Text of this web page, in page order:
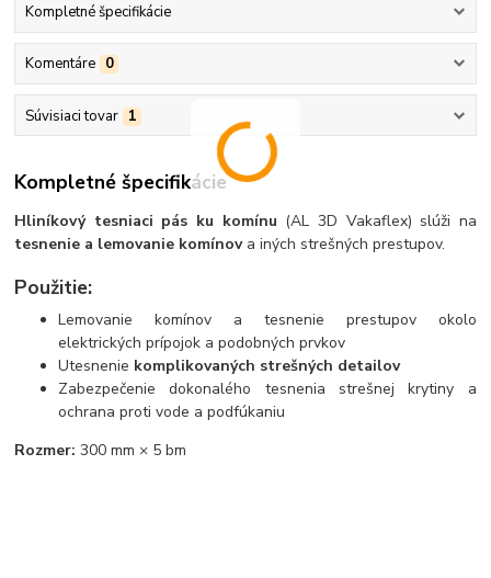
Kompletné špecifikácie
Komentáre 0
Súvisiaci tovar 1
Kompletné špecifikácie
Hliníkový tesniaci pás ku komínu (AL 3D Vakaflex) slúži na
tesnenie a lemovanie komínova iných strešných prestupov.
Použitie:
Lemovanie komínov a tesnenie prestupov okolo
elektrických prípojok a podobných prvkov
Utesnenie komplikovaných strešných detailov
Zabezpečenie dokonalého tesnenia strešnej krytiny a
ochrana proti vode a podfúkaniu
Rozmer: 300 mm × 5 bm